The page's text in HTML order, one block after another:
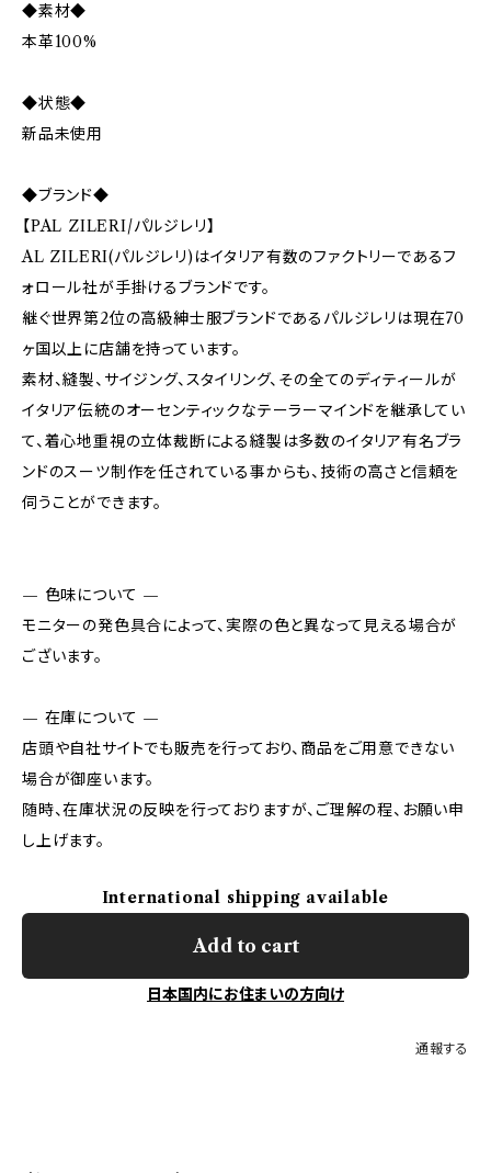
◆素材◆
本革100%
◆状態◆
新品未使用
◆ブランド◆
【PAL ZILERI/パルジレリ】
AL ZILERI(パルジレリ)はイタリア有数のファクトリーであるフ
ォロール社が手掛けるブランドです。
継ぐ世界第2位の高級紳士服ブランドであるパルジレリは現在70
ヶ国以上に店舗を持っています。
素材、縫製、サイジング、スタイリング、その全てのディティールが
イタリア伝統のオーセンティックなテーラーマインドを継承してい
て、着心地重視の立体裁断による縫製は多数のイタリア有名ブラ
ンドのスーツ制作を任されている事からも、技術の高さと信頼を
伺うことができます。
— 色味について —
モニターの発色具合によって、実際の色と異なって見える場合が
ございます。
— 在庫について —
店頭や自社サイトでも販売を行っており、商品をご用意できない
場合が御座います。
随時、在庫状況の反映を行っておりますが、ご理解の程、お願い申
し上げます。
International shipping available
Add to cart
日本国内にお住まいの方向け
通報する